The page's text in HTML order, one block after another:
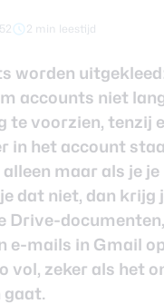
2 min leestijd
worden
accounts niet
te voorzien, tenzij
in het account
alleen maar als je
dat niet, dan krijg
Drive-
e-mails in Gmail
vol, zeker als het
gaat.